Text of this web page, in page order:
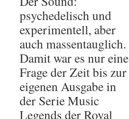
psychedelisch und
experimentell, aber
auch massentauglich.
Damit war es nur eine
Frage der Zeit bis zur
eigenen Ausgabe in
der Serie Music
Legends der Royal